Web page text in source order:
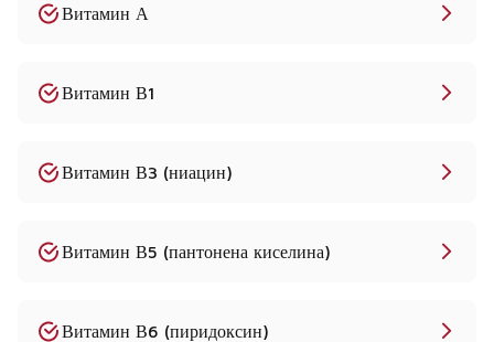
Витамин А
Витамин В1
Витамин В3 (ниацин)
Витамин В5 (пантонена киселина)
Витамин В6 (пиридоксин)